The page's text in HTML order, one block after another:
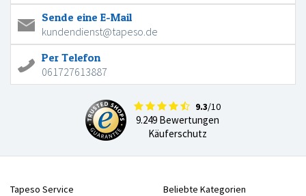
Sende eine E-Mail
kundendienst@tapeso.de
Per Telefon
061727613887
9.3/10
9.249 Bewertungen
Käuferschutz
Tapeso Service
Beliebte Kategorien